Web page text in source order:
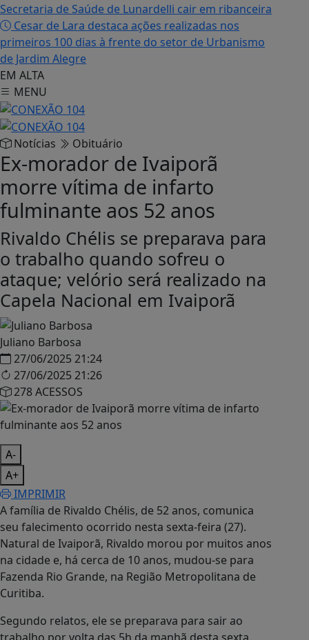
Secretaria de Saúde de Lunardelli cair em ribanceira
Cesar de Lara destaca ações realizadas nos
primeiros 100 dias à frente do setor de Urbanismo
de Jardim Alegre
EM ALTA
MENU
Notícias Obituário
Ex-morador de Ivaiporã
morre vítima de infarto
fulminante aos 52 anos
Rivaldo Chélis se preparava para
o trabalho quando sofreu o
ataque; velório será realizado na
Capela Nacional em Ivaiporã
Juliano Barbosa
27/06/2025 21:24
27/06/2025 21:26
278 ACESSOS
A-
A+
IMPRIMIR
A família de Rivaldo Chélis, de 52 anos, comunica
seu falecimento ocorrido nesta sexta-feira (27).
Natural de Ivaiporã, Rivaldo morou por muitos anos
na cidade e, há cerca de 10 anos, mudou-se para
Fazenda Rio Grande, na Região Metropolitana de
Curitiba.
Segundo relatos, ele se preparava para sair ao